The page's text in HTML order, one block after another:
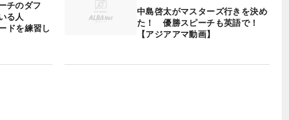
チのダフ
る人
ドを練習し
中島啓太がマスターズ行きを決め
た！ 優勝スピーチも英語で！
【アジアアマ動画】